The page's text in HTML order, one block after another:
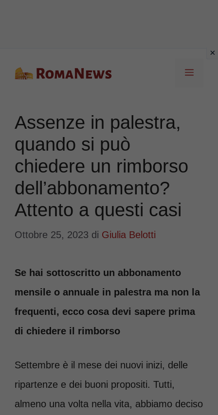
Menu
Assenze in palestra,
quando si può
chiedere un rimborso
dell’abbonamento?
Attento a questi casi
Ottobre 25, 2023 di Giulia Belotti
Se hai sottoscritto un abbonamento
mensile o annuale in palestra ma non la
frequenti, ecco cosa devi sapere prima
di chiedere il rimborso
Settembre è il mese dei nuovi inizi, delle
ripartenze e dei buoni propositi. Tutti,
almeno una volta nella vita, abbiamo deciso